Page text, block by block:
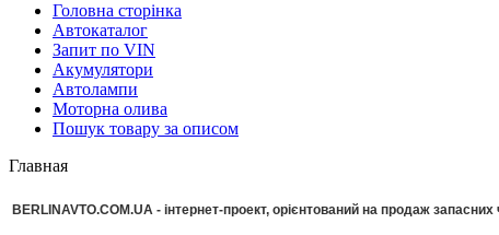
Головна сторінка
Автокаталог
Запит по VIN
Акумулятори
Автолампи
Моторна олива
Пошук товару за описом
Главная
BERLINAVTO.COM.UA - інтернет-проект, орієнтований на продаж